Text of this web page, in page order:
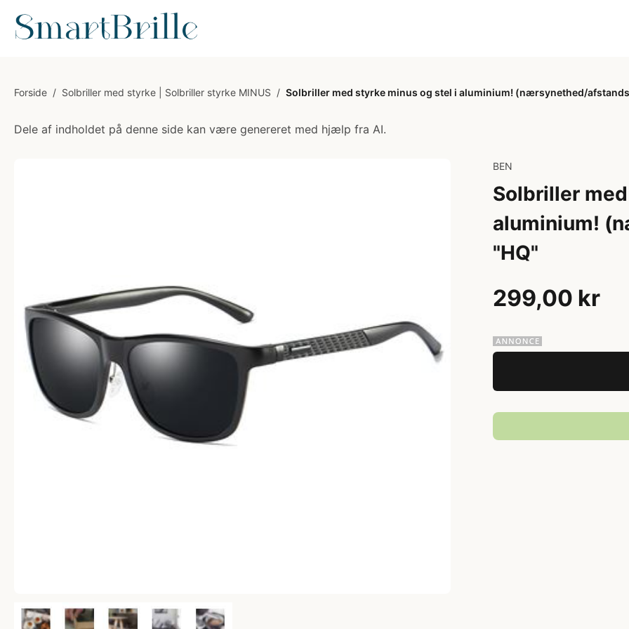
Forside / Solbriller med styrke | Solbriller styrke MINUS / Solbriller med styrke minus og stel i aluminium! (nærsynethed/
Dele af indholdet på denne side kan være genereret med hjælp fra AI.
BEN
Solbriller
aluminium!
"HQ"
299,00 kr